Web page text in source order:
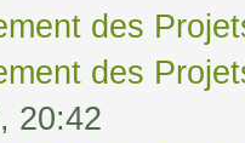
des
des
20:42